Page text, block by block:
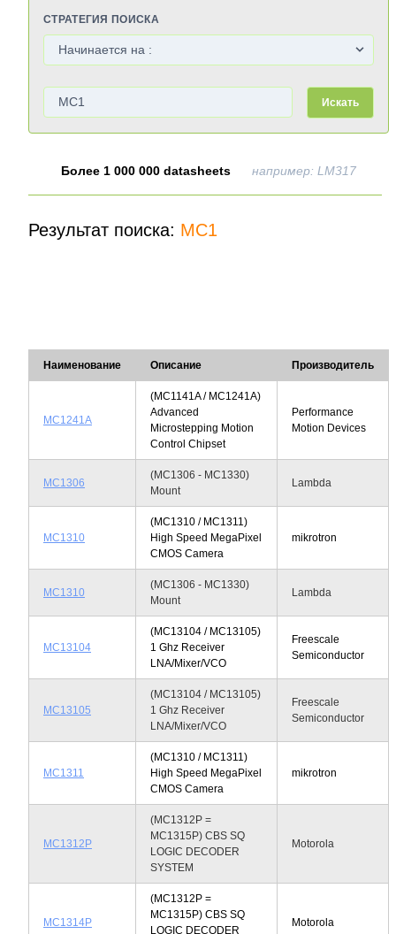
СТРАТЕГИЯ ПОИСКА
Искать
Более 1 000 000 datasheets например: LM317
Результат поиска: MC1
Наименование Описание Производитель
MC1241A
(MC1141A / MC1241A)
Advanced
Microstepping Motion
Control Chipset
Performance
Motion Devices
MC1306
(MC1306 - MC1330)
Mount
Lambda
MC1310
(MC1310 / MC1311)
High Speed MegaPixel
CMOS Camera
mikrotron
MC1310
(MC1306 - MC1330)
Mount
Lambda
MC13104
(MC13104 / MC13105)
1 Ghz Receiver
LNA/Mixer/VCO
Freescale
Semiconductor
MC13105
(MC13104 / MC13105)
1 Ghz Receiver
LNA/Mixer/VCO
Freescale
Semiconductor
MC1311
(MC1310 / MC1311)
High Speed MegaPixel
CMOS Camera
mikrotron
MC1312P
(MC1312P =
MC1315P) CBS SQ
LOGIC DECODER
SYSTEM
Motorola
MC1314P
(MC1312P =
MC1315P) CBS SQ
LOGIC DECODER
Motorola